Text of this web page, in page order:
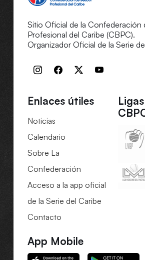
Sitio Oficial de la Confederación
Profesional del Caribe (CBPC).
Organizador Oficial de la Serie
Enlaces útiles
Noticias
Calendario
Sobre La
Confederación
Acceso a la app oficial
de la Serie del Caribe
Contacto
App Mobile